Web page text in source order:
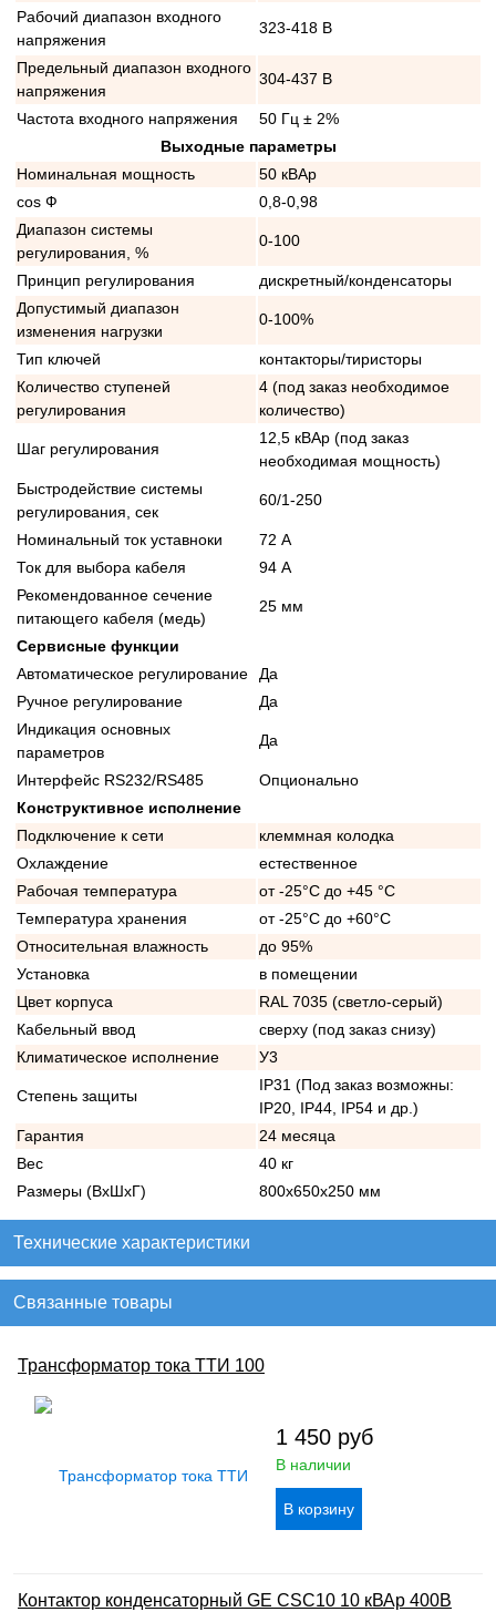
Рабочий диапазон входного
напряжения
323-418 В
Предельный диапазон входного
напряжения
304-437 В
Частота входного напряжения
50 Гц ± 2%
Выходные параметры
Номинальная мощность
50 кВАр
cos Ф
0,8-0,98
Диапазон системы
регулирования, %
0-100
Принцип регулирования
дискретный/конденсаторы
Допустимый диапазон
изменения нагрузки
0-100%
Тип ключей
контакторы/тиристоры
Количество ступеней
регулирования
4 (под заказ необходимое
количество)
Шаг регулирования
12,5 кВАр (под заказ
необходимая мощность)
Быстродействие системы
регулирования, сек
60/1-250
Номинальный ток уставноки
72 А
Ток для выбора кабеля
94 А
Рекомендованное сечение
питающего кабеля (медь)
25 мм
Сервисные функции
Автоматическое регулирование
Да
Ручное регулирование
Да
Индикация основных
параметров
Да
Интерфейс RS232/RS485
Опционально
Конструктивное исполнение
Подключение к сети
клеммная колодка
Охлаждение
естественное
Рабочая температура
от -25°C до +45 °C
Температура хранения
от -25°C до +60°C
Относительная влажность
до 95%
Установка
в помещении
Цвет корпуса
RAL 7035 (светло-серый)
Кабельный ввод
сверху (под заказ снизу)
Климатическое исполнение
У3
Степень защиты
IP31 (Под заказ возможны:
IP20, IP44, IP54 и др.)
Гарантия
24 месяца
Вес
40 кг
Размеры (ВхШхГ)
800х650х250 мм
Технические характеристики
Связанные товары
Трансформатор тока ТТИ 100
1 450 руб
В наличии
Контактор конденсаторный GE CSC10 10 кВАр 400В